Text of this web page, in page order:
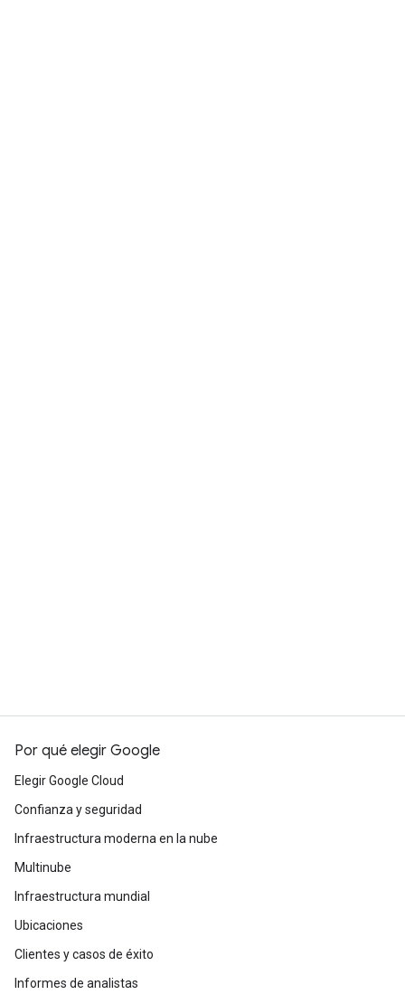
Por qué elegir Google
Elegir Google Cloud
Confianza y seguridad
Infraestructura moderna en la nube
Multinube
Infraestructura mundial
Ubicaciones
Clientes y casos de éxito
Informes de analistas